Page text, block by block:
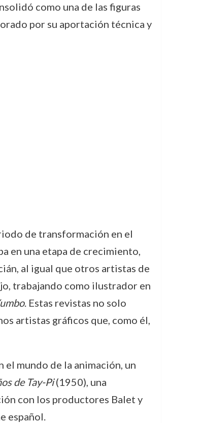
como una de las figuras
por su aportación técnica y
de transformación en el
en una etapa de crecimiento,
al igual que otros artistas de
trabajando como ilustrador en
. Estas revistas no solo
artistas gráficos que, como él,
mundo de la animación, un
de Tay-Pi(1950), una
con los productores Balet y
español.